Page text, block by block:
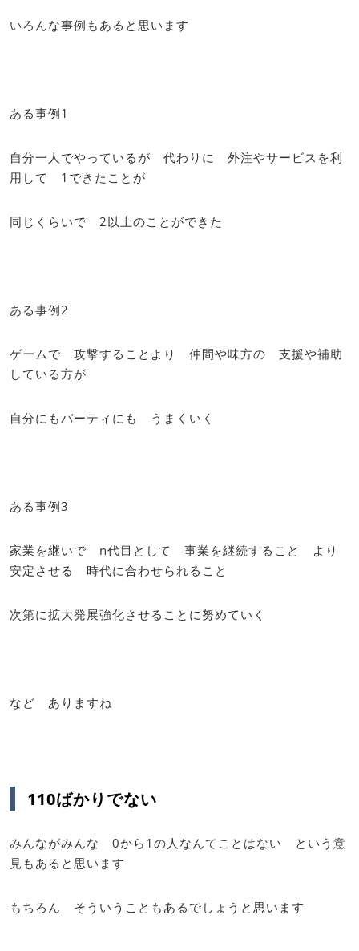
いろんな事例もあると思います
ある事例1
自分一人でやっているが 代わりに 外注やサービスを利
用して 1できたことが
同じくらいで 2以上のことができた
ある事例2
ゲームで 攻撃することより 仲間や味方の 支援や補助
している方が
自分にもパーティにも うまくいく
ある事例3
家業を継いで n代目として 事業を継続すること より
安定させる 時代に合わせられること
次第に拡大発展強化させることに努めていく
など ありますね
110ばかりでない
みんながみんな 0から1の人なんてことはない という意
見もあると思います
もちろん そういうこともあるでしょうと思います